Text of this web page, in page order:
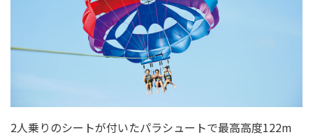
2人乗りのシートが付いたパラシュートで最高高度122m